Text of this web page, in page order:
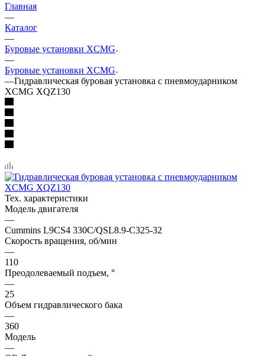
Главная
—
Каталог
—
Буровые установки XCMG
—
Буровые установки XCMG
—Гидравлическая буровая установка с пневмоударником
XCMG XQZ130
Тех. характеристики
Модель двигателя
—
Cummins L9CS4 330C/QSL8.9-C325-32
Скорость вращения, об/мин
—
110
Преодолеваемый подъем, °
—
25
Объем гидравлического бака
—
360
Модель
—